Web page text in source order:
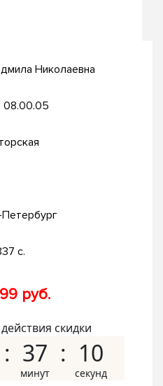
Николаевна
08.00.05
с.
руб.
скидки
37 09